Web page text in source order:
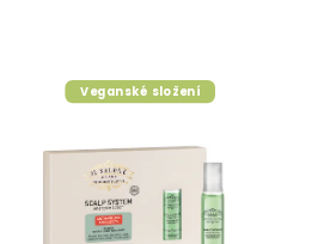
Veganské složení